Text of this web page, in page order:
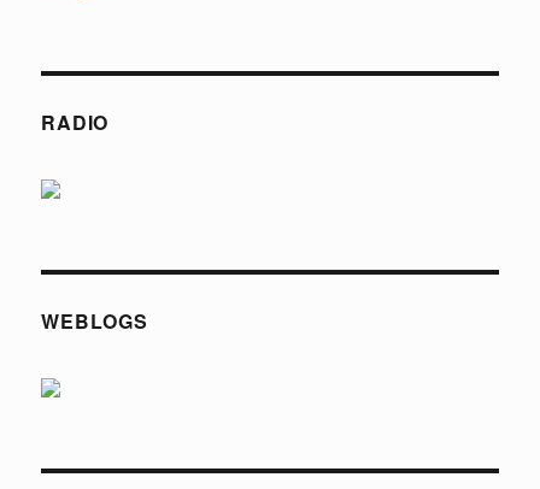
RADIO
WEBLOGS